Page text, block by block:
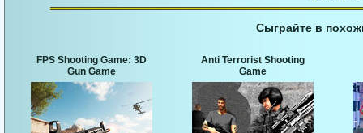
Сыграйте в
FPS Shooting Game: 3D
Gun Game
Anti Terrorist Shooting
Game